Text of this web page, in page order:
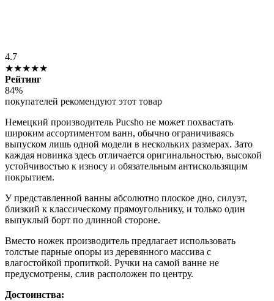
4.7
★★★★★
Рейтинг
84%
покупателей рекомендуют этот товар
Немецкий производитель Pucsho не может похвастать
широким ассортиментом ванн, обычно ограничиваясь
выпуском лишь одной модели в нескольких размерах. Зато
каждая новинка здесь отличается оригинальностью, высокой
устойчивостью к износу и обязательным антискользящим
покрытием.
У представленной ванны абсолютно плоское дно, силуэт,
близкий к классическому прямоугольнику, и только один
выпуклый борт по длинной стороне.
Вместо ножек производитель предлагает использовать
толстые парные опоры из деревянного массива с
влагостойкой пропиткой. Ручки на самой ванне не
предусмотрены, слив расположен по центру.
Достоинства: